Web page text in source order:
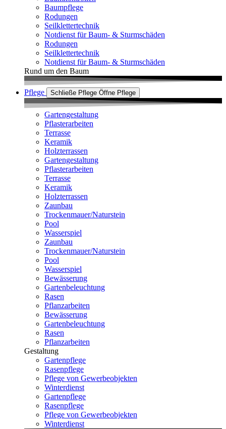
Baumpflege
Rodungen
Seilklettertechnik
Notdienst für Baum- & Sturmschäden
Rodungen
Seilklettertechnik
Notdienst für Baum- & Sturmschäden
Rund um den Baum
Pflege Schließe Pflege Öffne Pflege
Gartengestaltung
Pflasterarbeiten
Terrasse
Keramik
Holzterrassen
Gartengestaltung
Pflasterarbeiten
Terrasse
Keramik
Holzterrassen
Zaunbau
Trockenmauer/Naturstein
Pool
Wasserspiel
Zaunbau
Trockenmauer/Naturstein
Pool
Wasserspiel
Bewässerung
Gartenbeleuchtung
Rasen
Pflanzarbeiten
Bewässerung
Gartenbeleuchtung
Rasen
Pflanzarbeiten
Gestaltung
Gartenpflege
Rasenpflege
Pflege von Gewerbeobjekten
Winterdienst
Gartenpflege
Rasenpflege
Pflege von Gewerbeobjekten
Winterdienst